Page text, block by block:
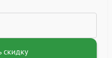
скидку